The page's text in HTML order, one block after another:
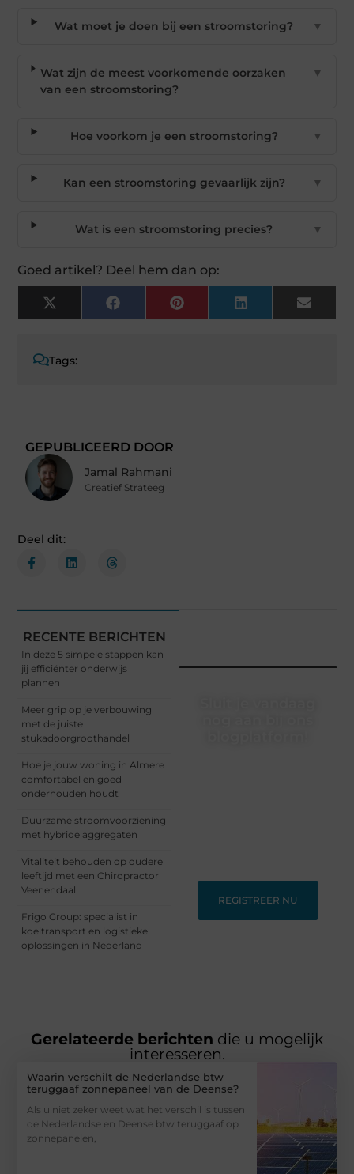
Wat moet je doen bij een stroomstoring? ▼
Wat zijn de meest voorkomende oorzaken
van een stroomstoring?
▼
Hoe voorkom je een stroomstoring? ▼
Kan een stroomstoring gevaarlijk zijn? ▼
Wat is een stroomstoring precies? ▼
Goed artikel? Deel hem dan op:
X
(Twitter)
Facebook Pinterest LinkedIn Email
Tags:
GEPUBLICEERD DOOR
Jamal Rahmani
Creatief Strateeg
Deel dit:
RECENTE BERICHTEN
In deze 5 simpele stappen kan
jij efficiënter onderwijs
plannen
Meer grip op je verbouwing
met de juiste
stukadoorgroothandel
Hoe je jouw woning in Almere
comfortabel en goed
onderhouden houdt
Duurzame stroomvoorziening
met hybride aggregaten
Vitaliteit behouden op oudere
leeftijd met een Chiropractor
Veenendaal
Frigo Group: specialist in
koeltransport en logistieke
oplossingen in Nederland
REGISTREER NU
Gerelateerde berichten die u mogelijk
interesseren.
Waarin verschilt de Nederlandse btw
teruggaaf zonnepaneel van de Deense?
Als u niet zeker weet wat het verschil is tussen
de Nederlandse en Deense btw teruggaaf op
zonnepanelen,